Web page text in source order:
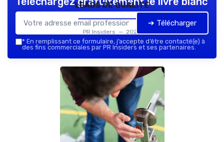
leads de qualité
PR Insiders — 2026
➔ Télécharger
* En remplissant ce formulaire, j’accepte d’être contacté(e) à
des fins commerciales par PR Insiders et ses partenaires.